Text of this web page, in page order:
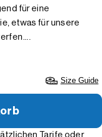
für eine
etwas für unsere
Size Guide
Tarife oder